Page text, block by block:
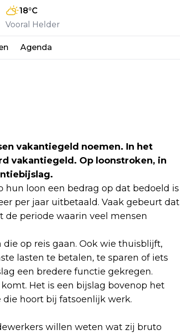
18°C
Vooral Helder
Agenda
vakantiegeld noemen. In het
vakantiegeld. Op loonstroken, in
hun loon een bedrag op dat bedoeld is
per jaar uitbetaald. Vaak gebeurt dat
periode waarin veel mensen
op reis gaan. Ook wie thuisblijft,
lasten te betalen, te sparen of iets
een bredere functie gekregen.
Het is een bijslag bovenop het
die hoort bij fatsoenlijk werk.
willen weten wat zij bruto